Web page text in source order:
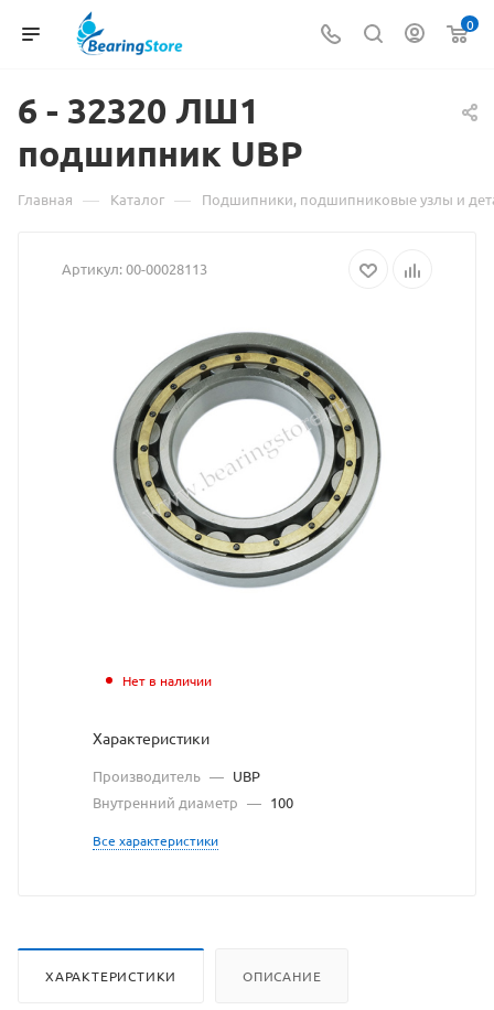
0
6 - 32320 ЛШ1
подшипник Материал
о
-
32320
ЛШ1
подшипник
UBP
взят
с
разрешения
UBP
Главная — Каталог — Подшипники, подшипниковые узлы и
Артикул:00-00028113
Нет в наличии
Характеристики
Производитель — UBP
Внутренний диаметр — 100
Все характеристики
ХАРАКТЕРИСТИКИ ОПИСАНИЕ